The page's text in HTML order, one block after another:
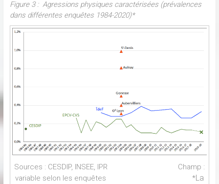
Figure 3 : Agressions physiques caractérisées (prévalences
dans différentes enquêtes 1984-2020)*
Sources : CESDIP, INSEE, IPR Champ :
variable selon les enquêtes *La